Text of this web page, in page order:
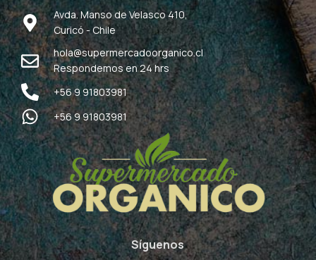
Avda. Manso de Velasco 410,
Curicó - Chile
hola@supermercadoorganico.cl
Respondemos en 24 hrs
+56 9 91803981
+56 9 91803981
Síguenos